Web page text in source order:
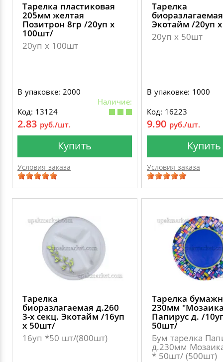
Тарелка пластиковая
205мм желтая
Позитрон 8гр /20уп х
100шт/
20уп х 100шт
В упаковке: 2000
Наличие:
Код: 13124
2.83 руб./шт.
Купить
Условия заказа
Тарелка
Экотайм /20уп
20уп х 50шт
В упаковке: 1000
Код: 16223
9.90 руб./шт.
Купить
Условия заказа
Тарелка
биоразлагаемая д.260
3-х секц. Экотайм /16уп
х 50шт/
16уп *50 шт/(800шт)
Тарелка
230мм
Папирус д. /
50шт/
Бум тарелка
д.230мм
* 50шт/ (500шт)